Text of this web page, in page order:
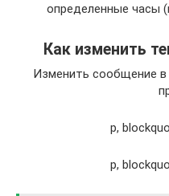
определенные часы
Как изменить
Изменить сообщение
p,
p,